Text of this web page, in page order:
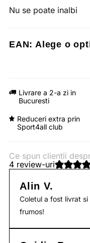
Nu se poate inalbi
EAN: Alege o
Livrare a 2-a zi in
Bucuresti
Reduceri extra prin
Sport4all club
Ce spun clientii
4 review-uri
Alin V.
Coletul a fost livrat
frumos!